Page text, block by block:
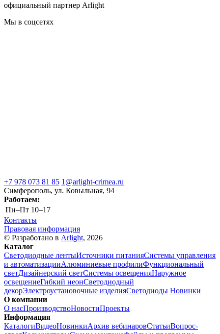
официальный партнер Arlight
Мы в соцсетях
+7 978 073 81 85 1@arlight-crimea.ru
Симферополь, ул. Ковыльная, 94
Работаем:
Пн–Пт 10–17
Контакты
Правовая информация
© Разработано в Arlight, 2026
Каталог
Светодиодные лентыИсточники питанияСистемы управления
и автоматизацииАлюминиевые профилиФункциональный
светДизайнерский светСистемы освещенияНаружное
освещениеГибкий неонСветодиодный
декорЭлектроустановочные изделияСветодиоды Новинки
О компании
О насПроизводствоНовостиПроекты
Информация
КаталогиВидеоНовинкиАрхив вебинаровСтатьиВопрос-